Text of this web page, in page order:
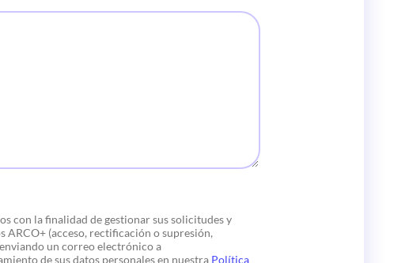
con la finalidad de gestionar sus solicitudes y
ARCO+ (acceso, rectificación o supresión,
un correo electrónico a
de sus datos personales en nuestra Política